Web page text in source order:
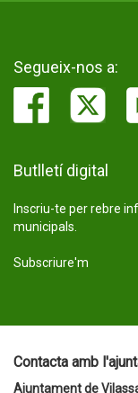
Segueix-nos a:
Butlletí digital
Inscriu-te per rebre
municipals.
Subscriure'm
Contacta amb
Ajuntament de